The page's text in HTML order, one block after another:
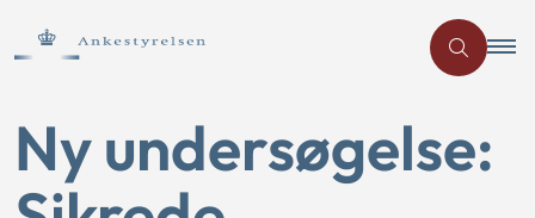
Ny undersøgelse: